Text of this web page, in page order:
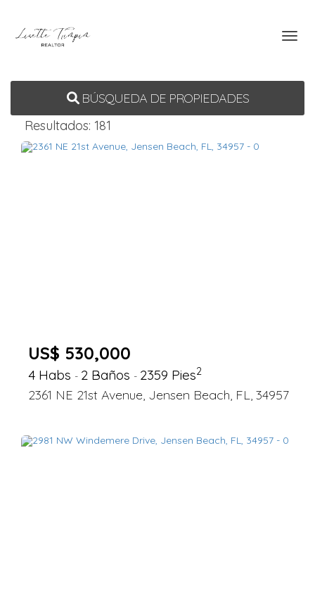
BÚSQUEDA DE PROPIEDADES
Resultados: 181
US$ 530,000
4 Habs - 2 Baños - 2359 Pies2
2361 NE 21st Avenue, Jensen Beach, FL, 34957